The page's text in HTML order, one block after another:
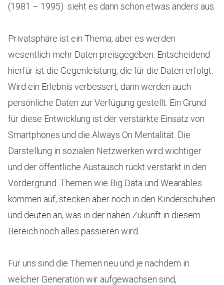
(1981 – 1995) sieht es dann schon etwas anders aus.
Privatsphäre ist ein Thema, aber es werden
wesentlich mehr Daten preisgegeben. Entscheidend
hierfür ist die Gegenleistung, die für die Daten erfolgt.
Wird ein Erlebnis verbessert, dann werden auch
persönliche Daten zur Verfügung gestellt. Ein Grund
für diese Entwicklung ist der verstärkte Einsatz von
Smartphones und die Always On Mentalität. Die
Darstellung in sozialen Netzwerken wird wichtiger
und der öffentliche Austausch rückt verstärkt in den
Vordergrund. Themen wie Big Data und Wearables
kommen auf, stecken aber noch in den Kinderschuhen
und deuten an, was in der nahen Zukunft in diesem
Bereich noch alles passieren wird.
Für uns sind die Themen neu und je nachdem in
welcher Generation wir aufgewachsen sind,